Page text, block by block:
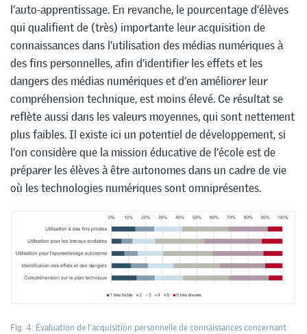
l’auto-apprentissage. En revanche, le pourcentage d’élèves
qui qualifient de (très) importante leur acquisition de
connaissances dans l’utilisation des médias numériques à
des fins personnelles, afin d’identifier les effets et les
dangers des médias numériques et d’en améliorer leur
compréhension technique, est moins élevé. Ce résultat se
reflète aussi dans les valeurs moyennes, qui sont nettement
plus faibles. Il existe ici un potentiel de développement, si
l’on considère que la mission éducative de l’école est de
préparer les élèves à être autonomes dans un cadre de vie
où les technologies numériques sont omniprésentes.
Fig. 4: Évaluation de l’acquisition personnelle de connaissances concernant